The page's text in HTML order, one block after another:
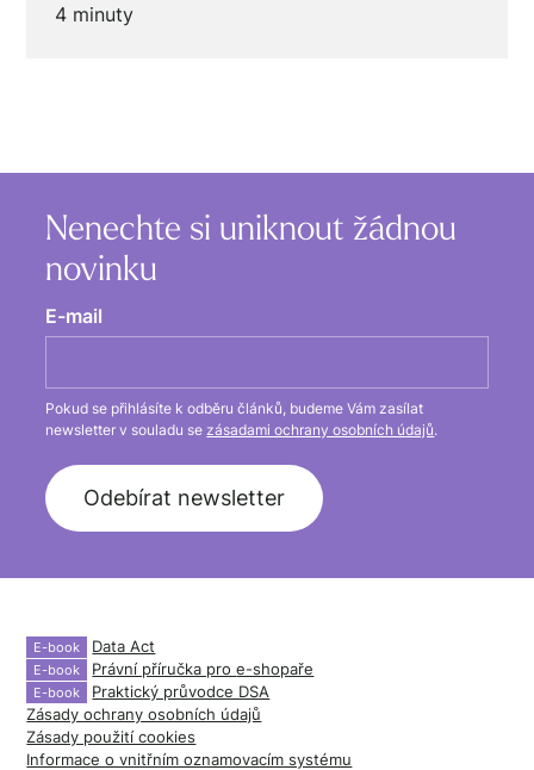
4 minuty
Nenechte si uniknout žádnou
novinku
E-mail
Pokud se přihlásíte k odběru článků, budeme Vám zasílat
newsletter v souladu sezásadami ochrany osobních údajů.
E-book Data Act
E-book Právní příručka proe-shopaře
E-book
Praktický průvodce DSA
Zásady ochrany osobních údajů
Zásady použití cookies
Informace o vnitřním oznamovacím systému